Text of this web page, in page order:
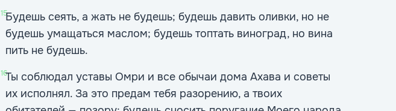
15Будешь сеять, а жать не будешь; будешь давить оливки, но не
будешь умащаться маслом; будешь топтать виноград, но вина
пить не будешь.
16Ты соблюдал уставы Омри и все обычаи дома Ахава и советы
их исполнял. За это предам тебя разорению, а твоих